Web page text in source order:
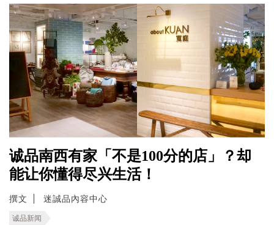
诚品南西有家「不是100分的店」？却
能让你懂得尽兴生活！
撰文 迷誠品內容中心
诚品新闻